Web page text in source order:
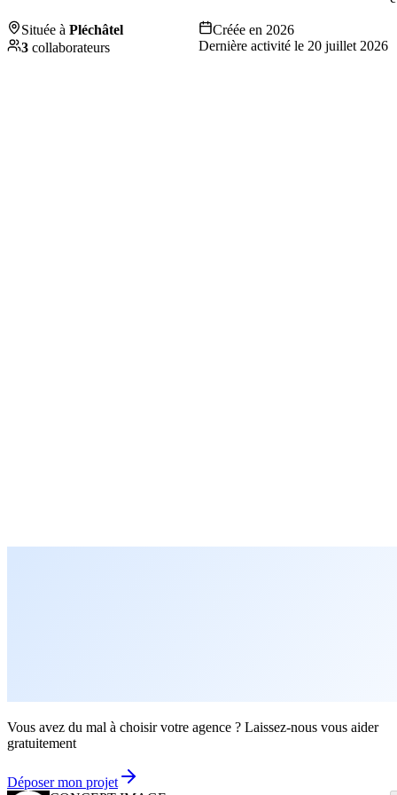
Située à Pléchâtel Créée en 2026
3 collaborateurs Dernière activité le 20 juillet 2026
Vous avez du mal à choisir votre agence ? Laissez-nous vous aider
gratuitement
Déposer mon projet